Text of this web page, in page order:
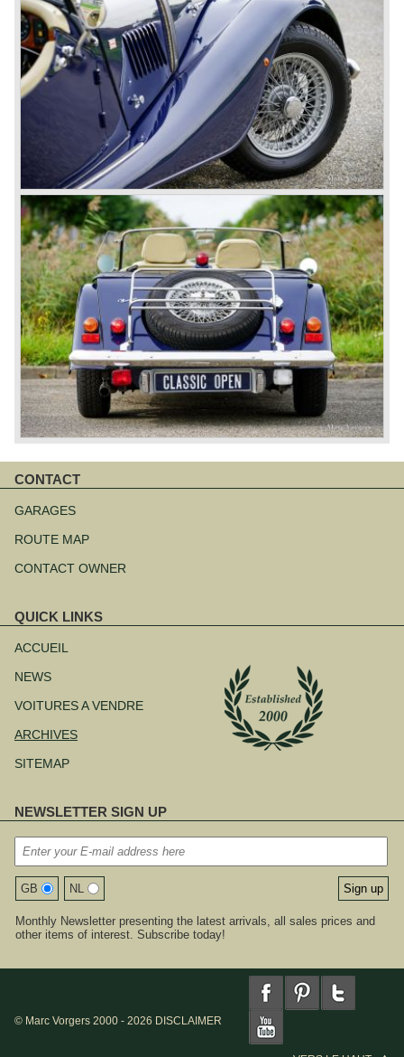
CONTACT
au
GARAGES
ROUTE MAP
CONTACT OWNER
QUICK LINKS
au
ACCUEIL
NEWS
VOITURES A VENDRE
ARCHIVES
SITEMAP
NEWSLETTER SIGN UP
GB NL
Monthly Newsletter presenting the latest arrivals, all sales prices and
other items of interest. Subscribe today!
© Marc Vorgers 2000 - 2026 DISCLAIMER